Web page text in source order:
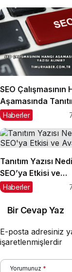
SEO Çalışmasının
Aşamasında
Yazısı Alınır?
Haberler
Tanıtım Yazısı
SEO’ya Etkisi ve
Avantajları
Haberler
Bir Cevap Yaz
E-posta adresiniz
işaretlenmişlerdir
Yorumunuz *